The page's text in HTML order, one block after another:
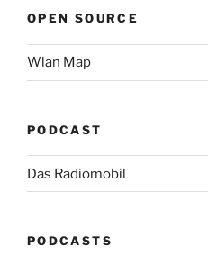
OPEN SOURCE
Wlan Map
PODCAST
Das Radiomobil
PODCASTS